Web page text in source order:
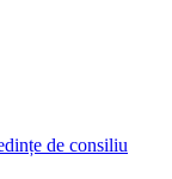
de consiliu